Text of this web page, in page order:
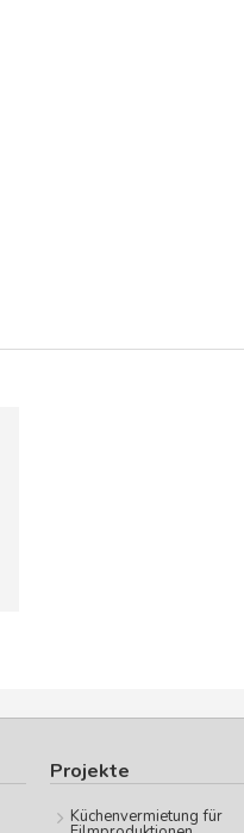
Projekte
Küchenvermietung für